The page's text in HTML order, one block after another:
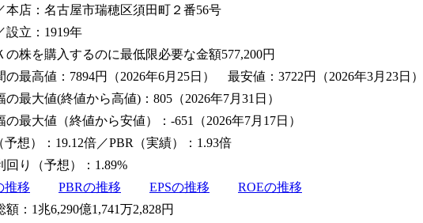
本店：名古屋市瑞穂区須田町２番56号
設立：1919年
の株を購入するのに最低限必要な金額577,200円
の最高値：7894円（2026年6月25日） 最安値：3722円（2026年3月23日
の最大値(終値から高値)：805（2026年7月31日）
の最大値（終値から安値）：-651（2026年7月17日）
予想）：19.12倍／PBR（実績）：1.93倍
回り（予想）：1.89%
推移
PBRの推移 EPSの推移
ROEの推移
額：1兆6,290億1,741万2,828円